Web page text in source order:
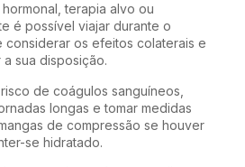
terapia alvo ou
é possível viajar durante o
considerar os efeitos colaterais e
sua disposição.
de coágulos sanguíneos,
longas e tomar medidas
de compressão se houver
se hidratado.